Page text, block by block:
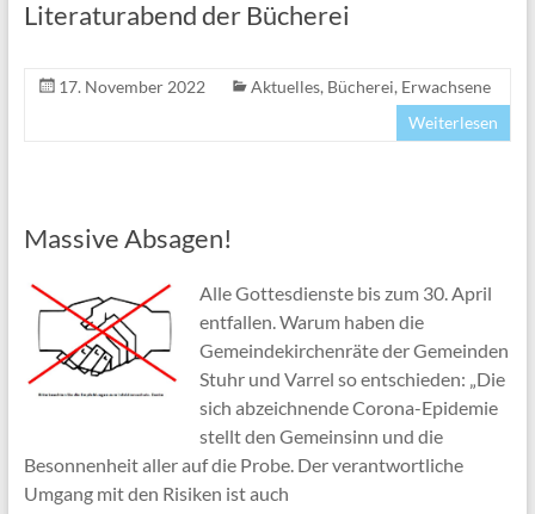
Literaturabend der Bücherei
17. November 2022 Aktuelles, Bücherei, Erwachsene
Weiterlesen
Massive Absagen!
Alle Gottesdienste bis zum 30. April
entfallen. Warum haben die
Gemeindekirchenräte der Gemeinden
Stuhr und Varrel so entschieden: „Die
sich abzeichnende Corona-Epidemie
stellt den Gemeinsinn und die
Besonnenheit aller auf die Probe. Der verantwortliche
Umgang mit den Risiken ist auch